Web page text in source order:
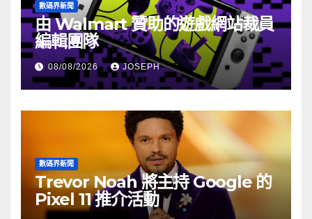
數碼界新聞
由 Walmart 贊助的遊戲網站裁員
編輯團隊
08/08/2026 JOSEPH
數碼界新聞
Trevor Noah 將主持 Google 的
Pixel 11 推介活動